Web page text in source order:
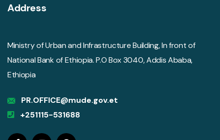
Address
Ministry of Urban and Infrastructure Building, In front of
National Bank of Ethiopia. P.O Box 3040, Addis Ababa,
Ethiopia
PR.OFFICE@mude.gov.et
+251115-531688